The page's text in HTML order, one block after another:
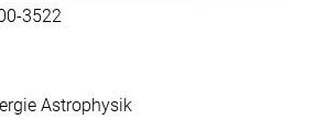
3522
Astrophysik